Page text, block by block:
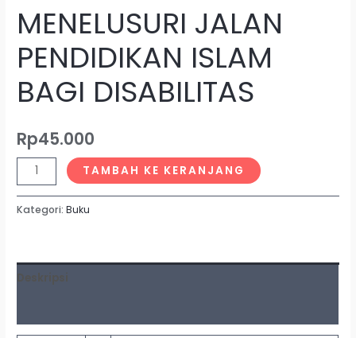
MENELUSURI JALAN
PENDIDIKAN ISLAM
BAGI DISABILITAS
Rp45.000
TAMBAH KE KERANJANG
Kategori:Buku
Deskripsi